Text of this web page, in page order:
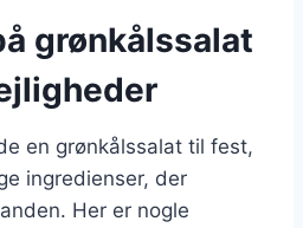
grønkålssalat
en grønkålssalat til fest,
ingredienser, der
Her er nogle